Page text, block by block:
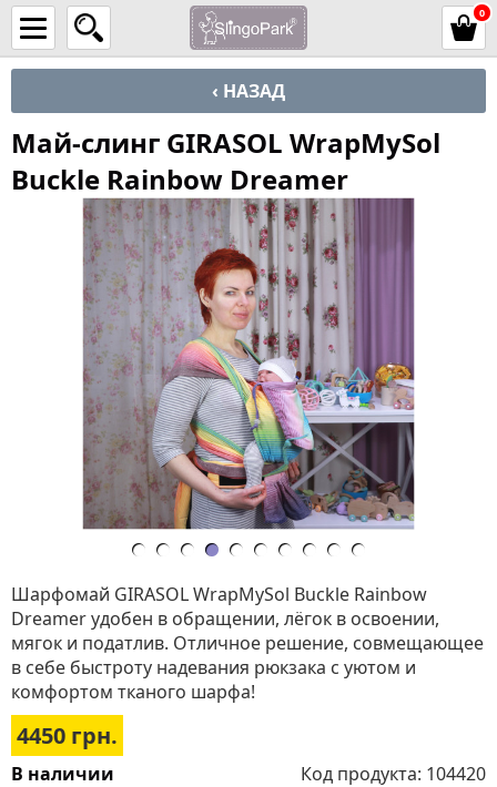
0
‹ НАЗАД
Май-слинг GIRASOL WrapMySol
Buckle Rainbow Dreamer
Шарфомай GIRASOL WrapMySol Buckle Rainbow
Dreamer удобен в обращении, лёгок в освоении,
мягок и податлив. Отличное решение, совмещающее
в себе быстроту надевания рюкзака с уютом и
комфортом тканого шарфа!
4450 грн.
В наличии Код продукта: 104420